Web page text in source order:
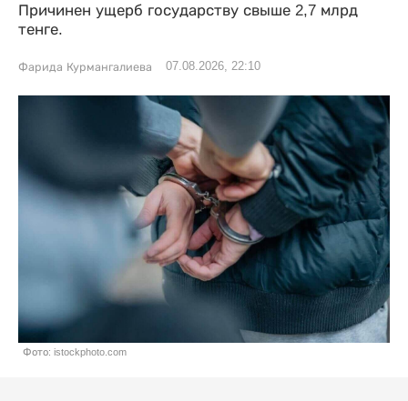
Причинен ущерб государству свыше 2,7 млрд
тенге.
Фарида Курмангалиева 07.08.2026, 22:10
Фото: istockphoto.com